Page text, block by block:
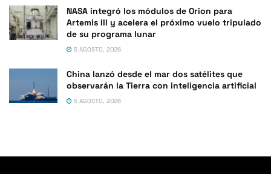
NASA integró los módulos de Orion para
Artemis III y acelera el próximo vuelo tripulado
de su programa lunar
5 AGOSTO, 2026
China lanzó desde el mar dos satélites que
observarán la Tierra con inteligencia artificial
5 AGOSTO, 2026